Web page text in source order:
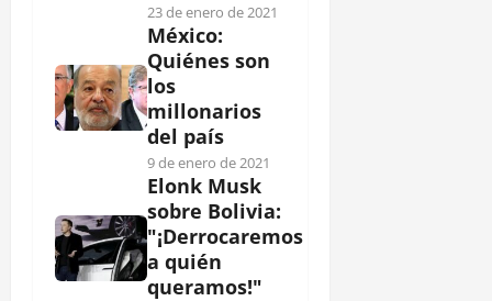
23 de enero de 2021
México:
Quiénes son
los
millonarios
del país
9 de enero de 2021
Elonk Musk
sobre Bolivia:
"¡Derrocaremos
a quién
queramos!"